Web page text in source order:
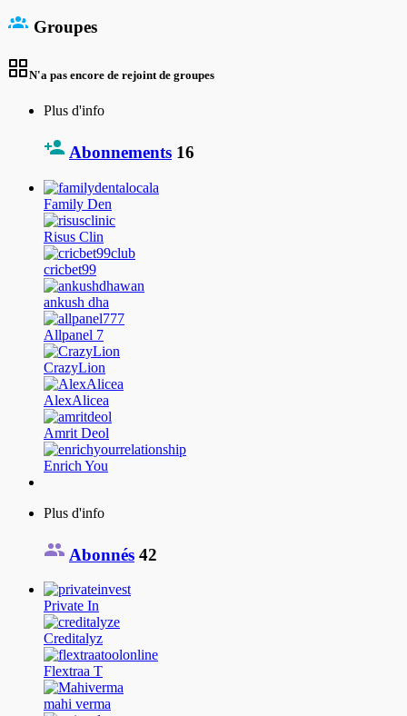
Groupes
N'a pas encore de rejoint de groupes
Plus d'info
Abonnements 16
Family Den
Risus Clin
cricbet99
ankush dha
Allpanel 7
CrazyLion
AlexAlicea
Amrit Deol
Enrich You
Plus d'info
Abonnés 42
Private In
Creditalyz
Flextraa T
mahi verma